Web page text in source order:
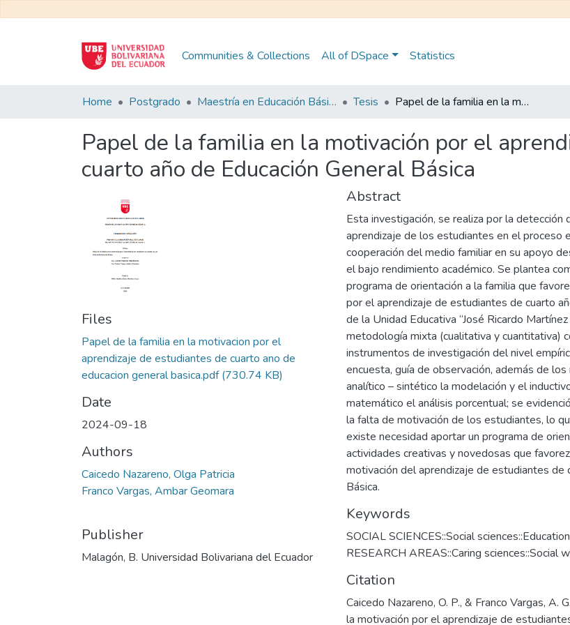
Communities & Collections All of DSpace Statistics
Home Postgrado Maestría en Educación Básica Tesis Papel de la familia en la motivación por el aprendizaje de estudiantes de cuarto año de Educación General Básica
Papel de la familia en la motivación por el
cuarto año de Educación General Básica
Files
Papel de la familia en la motivacion por el
aprendizaje de estudiantes de cuarto ano de
educacion general basica.pdf(730.74 KB)
Date
2024-09-18
Authors
Caicedo Nazareno, Olga Patricia
Franco Vargas, Ambar Geomara
Publisher
Malagón, B. Universidad Bolivariana del Ecuador
Abstract
Esta investigación, se realiza por la
aprendizaje de los estudiantes en el proceso
cooperación del medio familiar en su apoyo
el bajo rendimiento académico. Se plantea
programa de orientación a la familia que
por el aprendizaje de estudiantes de cuarto
de la Unidad Educativa “José Ricardo
metodología mixta (cualitativa y cuantitativa)
instrumentos de investigación del nivel
encuesta, guía de observación, además de
analítico – sintético la modelación y el
matemático el análisis porcentual; se
la falta de motivación de los estudiantes, lo
existe necesidad aportar un programa de
actividades creativas y novedosas que
motivación del aprendizaje de estudiantes de
Básica.
Keywords
SOCIAL SCIENCES::Social sciences::Education
RESEARCH AREAS::Caring sciences::Social
Citation
Caicedo Nazareno, O. P., & Franco Vargas, A.
la motivación por el aprendizaje de